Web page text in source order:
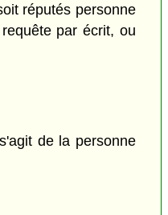
réputés personne
par écrit, ou
de la personne